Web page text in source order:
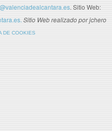
. Sitio Web:
Sitio Web realizado por jchero
DE COOKIES